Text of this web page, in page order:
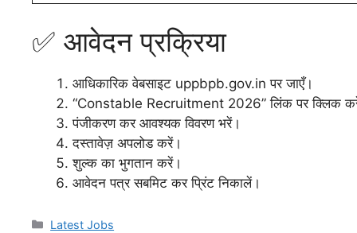
✅ आवेदन प्रक्रिया
आधिकारिक वेबसाइट uppbpb.gov.in पर जाएँ।
“Constable Recruitment 2026” लिंक पर क्लिक
पंजीकरण कर आवश्यक विवरण भरें।
दस्तावेज़ अपलोड करें।
शुल्क का भुगतान करें।
आवेदन पत्र सबमिट कर प्रिंट निकालें।
Latest Jobs